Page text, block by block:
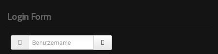
Login Form